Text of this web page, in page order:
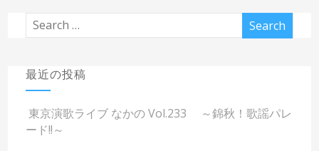
最近の投稿
東京演歌ライブ なかの Vol.233 ～錦秋！歌謡パレ
ード!!～